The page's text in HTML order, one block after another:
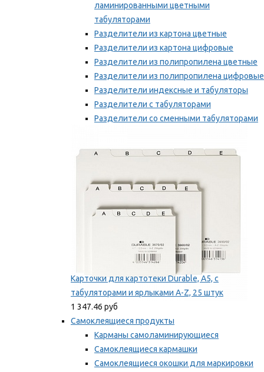
ламинированными цветными
табуляторами
Разделители из картона цветные
Разделители из картона цифровые
Разделители из полипропилена цветные
Разделители из полипропилена цифровые
Разделители индексные и табуляторы
Разделители с табуляторами
Разделители со сменными табуляторами
Карточки для картотеки Durable, A5, с
табуляторами и ярлыками A-Z, 25 штук
1 347.46 руб
Самоклеящиеся продукты
Карманы самоламинирующиеся
Самоклеящиеся кармашки
Самоклеящиеся окошки для маркировки